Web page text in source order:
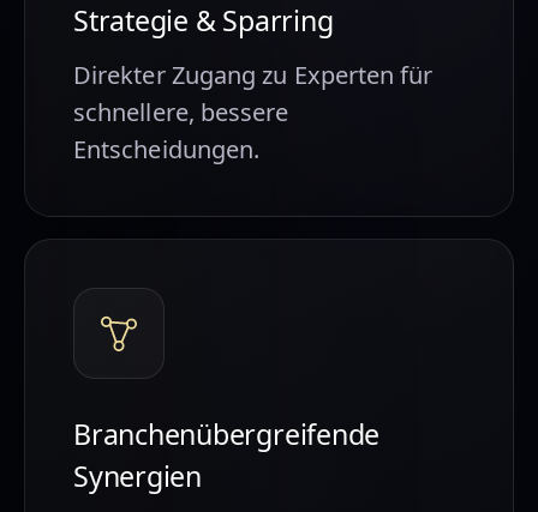
Strategie & Sparring
Direkter Zugang zu Experten für
schnellere, bessere
Entscheidungen.
Branchenübergreifende
Synergien